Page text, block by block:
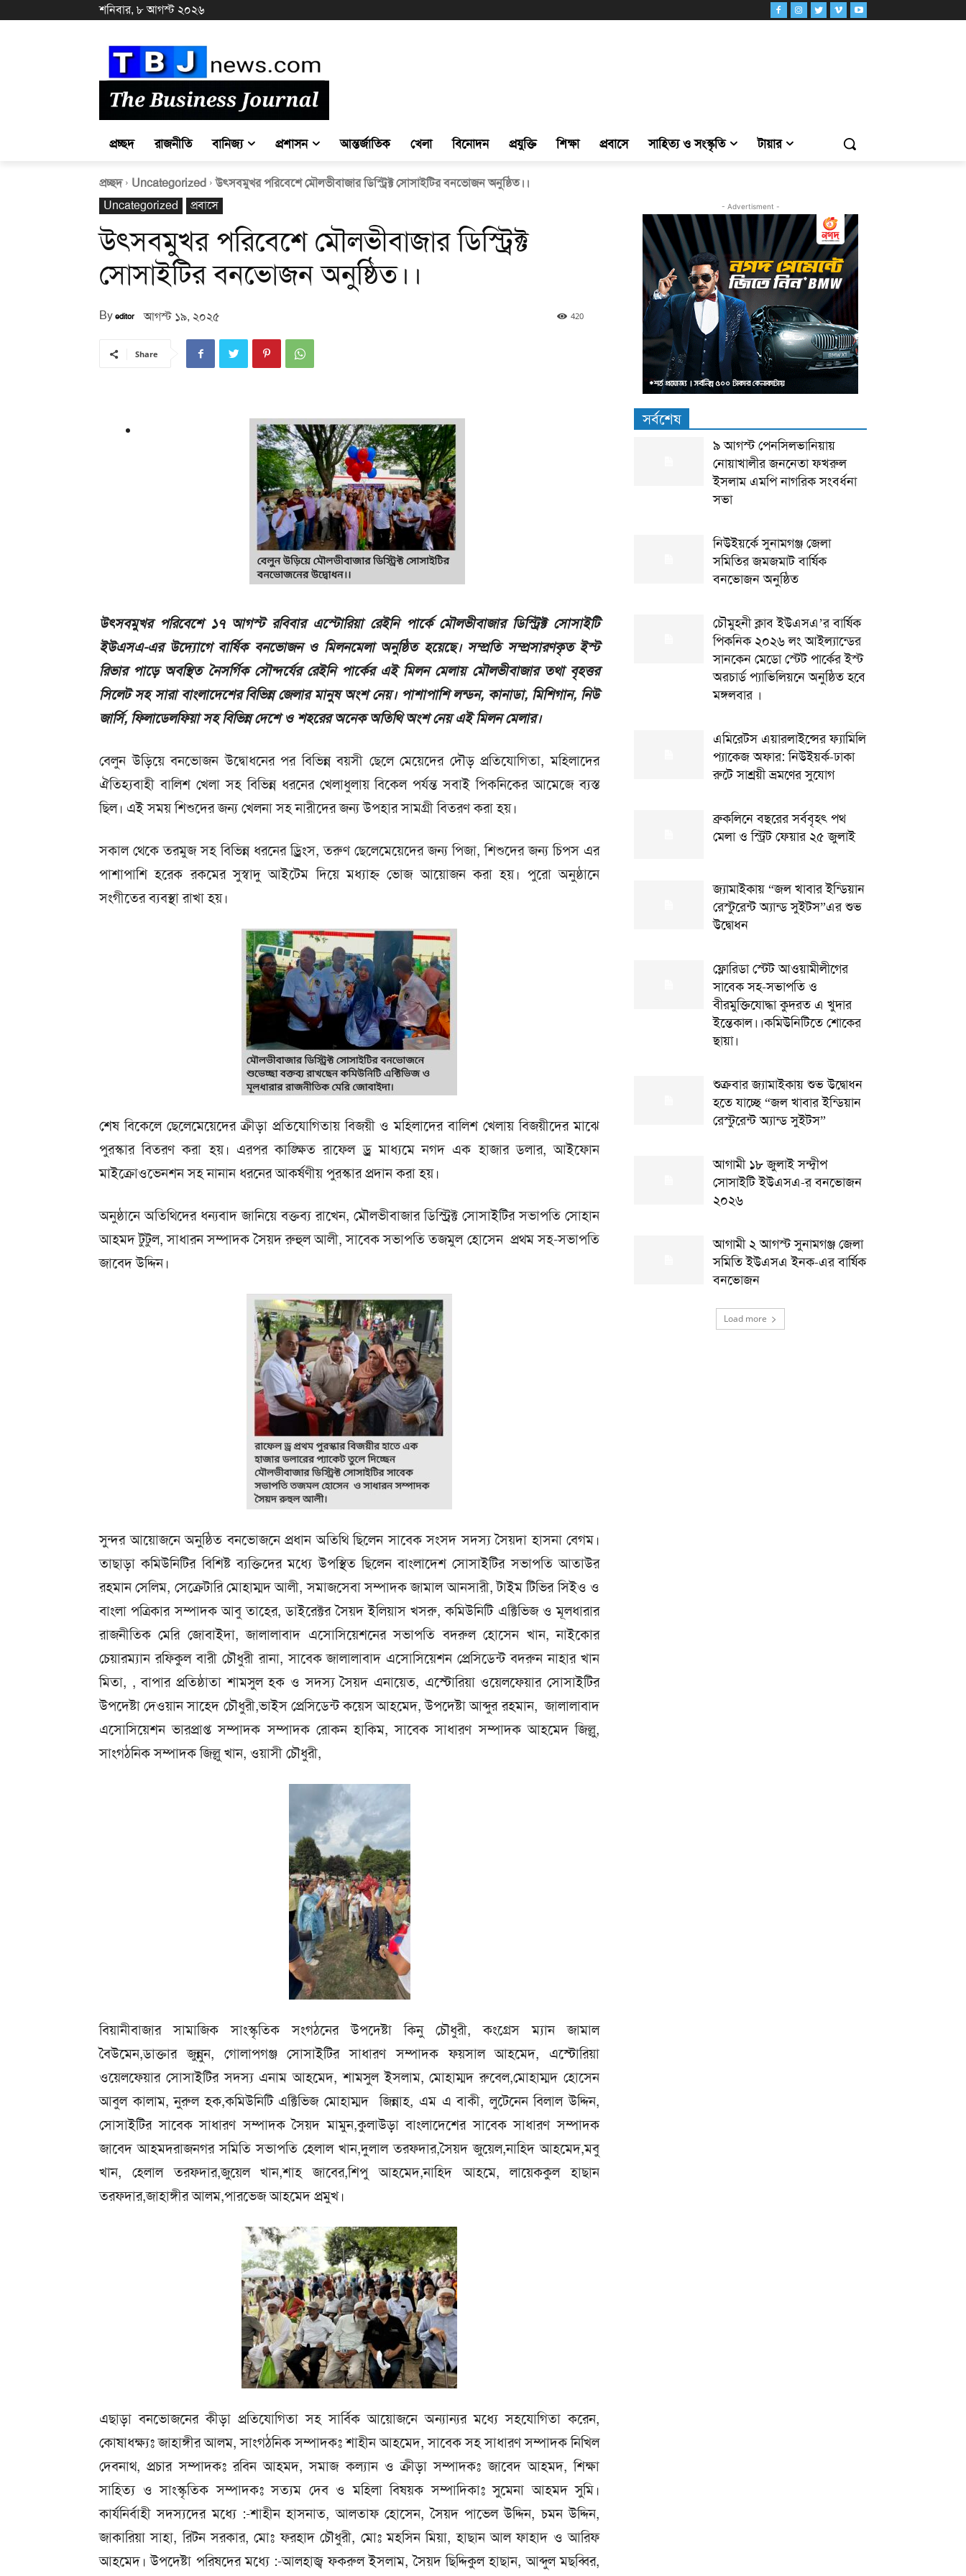
শনিবার, ৮ আগস্ট ২০২৬
প্রচ্ছদ রাজনীতি বানিজ্য প্রশাসন আন্তর্জাতিক খেলা বিনোদন প্রযুক্তি শিক্ষা প্রবাসে সাহিত্য ও সংস্কৃতি টায়ার
প্রচ্ছদ Uncategorized
উৎসবমুখর পরিবেশে মৌলভীবাজার ডিস্ট্রিক্ট সোসাইটির বনভোজন অনুষ্ঠিত।।
Uncategorized
প্রবাসে
উৎসবমুখর পরিবেশে মৌলভীবাজার ডিস্ট্রিক্ট
সোসাইটির বনভোজন অনুষ্ঠিত।।
By editor আগস্ট ১৯, ২০২৫ 420
Share
উৎসবমুখর পরিবেশে ১৭ আগস্ট রবিবার এস্টোরিয়া রেইনি পার্কে মৌলভীবাজার ডিস্ট্রিক্ট সোসাইটি
ইউএসএ-এর উদ্যোগে বার্ষিক বনভোজন ও মিলনমেলা অনুষ্ঠিত হয়েছে। সম্প্রতি সম্প্রসারণকৃত ইস্ট
রিভার পাড়ে অবস্থিত নৈসর্গিক সৌন্দর্যের রেইনি পার্কের এই মিলন মেলায় মৌলভীবাজার তথা বৃহত্তর
সিলেট সহ সারা বাংলাদেশের বিভিন্ন জেলার মানুষ অংশ নেয়। পাশাপাশি লন্ডন, কানাডা, মিশিগান, নিউ
জার্সি, ফিলাডেলফিয়া সহ বিভিন্ন দেশে ও শহরের অনেক অতিথি অংশ নেয় এই মিলন মেলার।
বেলুন উড়িয়ে বনভোজন উদ্বোধনের পর বিভিন্ন বয়সী ছেলে মেয়েদের দৌড় প্রতিযোগিতা, মহিলাদের
ঐতিহ্যবাহী বালিশ খেলা সহ বিভিন্ন ধরনের খেলাধুলায় বিকেল পর্যন্ত সবাই পিকনিকের আমেজে ব্যস্ত
ছিল। এই সময় শিশুদের জন্য খেলনা সহ নারীদের জন্য উপহার সামগ্রী বিতরণ করা হয়।
সকাল থেকে তরমুজ সহ বিভিন্ন ধরনের ড্রিংস, তরুণ ছেলেমেয়েদের জন্য পিজা, শিশুদের জন্য চিপস এর
পাশাপাশি হরেক রকমের সুস্বাদু আইটেম দিয়ে মধ্যাহ্ন ভোজ আয়োজন করা হয়। পুরো অনুষ্ঠানে
সংগীতের ব্যবস্থা রাখা হয়।
শেষ বিকেলে ছেলেমেয়েদের ক্রীড়া প্রতিযোগিতায় বিজয়ী ও মহিলাদের বালিশ খেলায় বিজয়ীদের মাঝে
পুরস্কার বিতরণ করা হয়। এরপর কাঙ্ক্ষিত রাফেল ড্র মাধ্যমে নগদ এক হাজার ডলার, আইফোন
মাইক্রোওভেনশন সহ নানান ধরনের আকর্ষণীয় পুরস্কার প্রদান করা হয়।
অনুষ্ঠানে অতিথিদের ধন্যবাদ জানিয়ে বক্তব্য রাখেন, মৌলভীবাজার ডিস্ট্রিক্ট সোসাইটির সভাপতি সোহান
আহমদ টুটুল, সাধারন সম্পাদক সৈয়দ রুহুল আলী, সাবেক সভাপতি তজমুল হোসেন প্রথম সহ-সভাপতি
জাবেদ উদ্দিন।
সুন্দর আয়োজনে অনুষ্ঠিত বনভোজনে প্রধান অতিথি ছিলেন সাবেক সংসদ সদস্য সৈয়দা হাসনা বেগম।
তাছাড়া কমিউনিটির বিশিষ্ট ব্যক্তিদের মধ্যে উপস্থিত ছিলেন বাংলাদেশ সোসাইটির সভাপতি আতাউর
রহমান সেলিম, সেক্রেটারি মোহাম্মদ আলী, সমাজসেবা সম্পাদক জামাল আনসারী, টাইম টিভির সিইও ও
বাংলা পত্রিকার সম্পাদক আবু তাহের, ডাইরেক্টর সৈয়দ ইলিয়াস খসরু, কমিউনিটি এক্টিভিজ ও মূলধারার
রাজনীতিক মেরি জোবাইদা, জালালাবাদ এসোসিয়েশনের সভাপতি বদরুল হোসেন খান, নাইকোর
চেয়ারম্যান রফিকুল বারী চৌধুরী রানা, সাবেক জালালাবাদ এসোসিয়েশন প্রেসিডেন্ট বদরুন নাহার খান
মিতা, , বাপার প্রতিষ্ঠাতা শামসুল হক ও সদস্য সৈয়দ এনায়েত, এস্টোরিয়া ওয়েলফেয়ার সোসাইটির
উপদেষ্টা দেওয়ান সাহেদ চৌধুরী,ভাইস প্রেসিডেন্ট কয়েস আহমেদ, উপদেষ্টা আব্দুর রহমান, জালালাবাদ
এসোসিয়েশন ভারপ্রাপ্ত সম্পাদক সম্পাদক রোকন হাকিম, সাবেক সাধারণ সম্পাদক আহমেদ জিল্লু,
সাংগঠনিক সম্পাদক জিল্লু খান, ওয়াসী চৌধুরী,
বিয়ানীবাজার সামাজিক সাংস্কৃতিক সংগঠনের উপদেষ্টা কিনু চৌধুরী, কংগ্রেস ম্যান জামাল
বৈউমেন,ডাক্তার জুন্নুন, গোলাপগঞ্জ সোসাইটির সাধারণ সম্পাদক ফয়সাল আহমেদ, এস্টোরিয়া
ওয়েলফেয়ার সোসাইটির সদস্য এনাম আহমেদ, শামসুল ইসলাম, মোহাম্মদ রুবেল,মোহাম্মদ হোসেন
আবুল কালাম, নুরুল হক,কমিউনিটি এক্টিভিজ মোহাম্মদ জিন্নাহ, এম এ বাকী, লুটেনেন বিলাল উদ্দিন,
সোসাইটির সাবেক সাধারণ সম্পাদক সৈয়দ মামুন,কুলাউড়া বাংলাদেশের সাবেক সাধারণ সম্পাদক
জাবেদ আহমদরাজনগর সমিতি সভাপতি হেলাল খান,দুলাল তরফদার,সৈয়দ জুয়েল,নাহিদ আহমেদ,মবু
খান, হেলাল তরফদার,জুয়েল খান,শাহ জাবের,শিপু আহমেদ,নাহিদ আহমে, লায়েককুল হাছান
তরফদার,জাহাঙ্গীর আলম,পারভেজ আহমেদ প্রমুখ।
এছাড়া বনভোজনের কীড়া প্রতিযোগিতা সহ সার্বিক আয়োজনে অন্যান্যর মধ্যে সহযোগিতা করেন,
কোষাধক্ষ্যঃ জাহাঙ্গীর আলম, সাংগঠনিক সম্পাদকঃ শাহীন আহমেদ, সাবেক সহ সাধারণ সম্পাদক নিখিল
দেবনাথ, প্রচার সম্পাদকঃ রবিন আহমদ, সমাজ কল্যান ও ক্রীড়া সম্পাদকঃ জাবেদ আহমদ, শিক্ষা
সাহিত্য ও সাংস্কৃতিক সম্পাদকঃ সত্যম দেব ও মহিলা বিষয়ক সম্পাদিকাঃ সুমেনা আহমদ সুমি।
কার্যনির্বাহী সদস্যদের মধ্যে :-শাহীন হাসনাত, আলতাফ হোসেন, সৈয়দ পাভেল উদ্দিন, চমন উদ্দিন,
জাকারিয়া সাহা, রিটন সরকার, মোঃ ফরহাদ চৌধুরী, মোঃ মহসিন মিয়া, হাছান আল ফাহাদ ও আরিফ
আহমেদ। উপদেষ্টা পরিষদের মধ্যে :-আলহাজ্ব ফকরুল ইসলাম, সৈয়দ ছিদ্দিকুল হাছান, আব্দুল মছব্বির,
- Advertisment -
সর্বশেষ
৯ আগস্ট পেনসিলভানিয়ায়
নোয়াখালীর জননেতা ফখরুল
ইসলাম এমপি নাগরিক সংবর্ধনা
সভা
নিউইয়র্কে সুনামগঞ্জ জেলা
সমিতির জমজমাট বার্ষিক
বনভোজন অনুষ্ঠিত
চৌমুহনী ক্লাব ইউএসএ’র বার্ষিক
পিকনিক ২০২৬ লং আইল্যান্ডের
সানকেন মেডো স্টেট পার্কের ইস্ট
অরচার্ড প্যাভিলিয়নে অনুষ্ঠিত হবে
মঙ্গলবার ।
এমিরেটস এয়ারলাইন্সের ফ্যামিলি
প্যাকেজ অফার: নিউইয়র্ক-ঢাকা
রুটে সাশ্রয়ী ভ্রমণের সুযোগ
ব্রুকলিনে বছরের সর্ববৃহৎ পথ
মেলা ও স্ট্রিট ফেয়ার ২৫ জুলাই
জ্যামাইকায় “জল খাবার ইন্ডিয়ান
রেস্টুরেন্ট অ্যান্ড সুইটস”এর শুভ
উদ্বোধন
ফ্লোরিডা স্টেট আওয়ামীলীগের
সাবেক সহ-সভাপতি ও
বীরমুক্তিযোদ্ধা কুদরত এ খুদার
ইন্তেকাল।।কমিউনিটিতে শোকের
ছায়া।
শুক্রবার জ্যামাইকায় শুভ উদ্বোধন
হতে যাচ্ছে “জল খাবার ইন্ডিয়ান
রেস্টুরেন্ট অ্যান্ড সুইটস”
আগামী ১৮ জুলাই সন্দ্বীপ
সোসাইটি ইউএসএ-র বনভোজন
২০২৬
আগামী ২ আগস্ট সুনামগঞ্জ জেলা
সমিতি ইউএসএ ইনক-এর বার্ষিক
বনভোজন
Load more